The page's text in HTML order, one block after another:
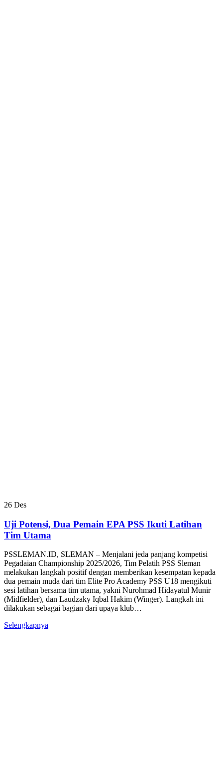
26 Des
Uji Potensi, Dua Pemain EPA PSS Ikuti Latihan
Tim Utama
PSSLEMAN.ID, SLEMAN – Menjalani jeda panjang kompetisi
Pegadaian Championship 2025/2026, Tim Pelatih PSS Sleman
melakukan langkah positif dengan memberikan kesempatan kepada
dua pemain muda dari tim Elite Pro Academy PSS U18 mengikuti
sesi latihan bersama tim utama, yakni Nurohmad Hidayatul Munir
(Midfielder), dan Laudzaky Iqbal Hakim (Winger). Langkah ini
dilakukan sebagai bagian dari upaya klub…
Selengkapnya